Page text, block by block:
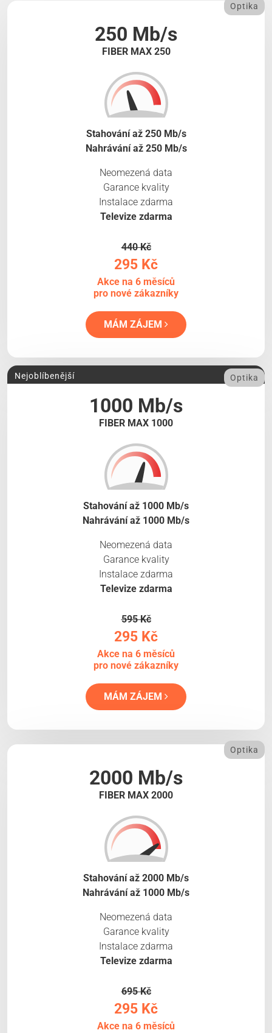
250 Mb/s
FIBER MAX 250
Optika
Stahování až 250 Mb/s
Nahrávání až 250 Mb/s
Neomezená data
Garance kvality
Instalace zdarma
Televize zdarma
440 Kč
295 Kč
Akce na 6 měsíců
pro nové zákazníky
MÁM ZÁJEM
1000 Mb/s
FIBER MAX 1000
Nejoblíbenější Optika
Stahování až 1000 Mb/s
Nahrávání až 1000 Mb/s
Neomezená data
Garance kvality
Instalace zdarma
Televize zdarma
595 Kč
295 Kč
Akce na 6 měsíců
pro nové zákazníky
MÁM ZÁJEM
2000 Mb/s
FIBER MAX 2000
Optika
Stahování až 2000 Mb/s
Nahrávání až 1000 Mb/s
Neomezená data
Garance kvality
Instalace zdarma
Televize zdarma
695 Kč
295 Kč
Akce na 6 měsíců